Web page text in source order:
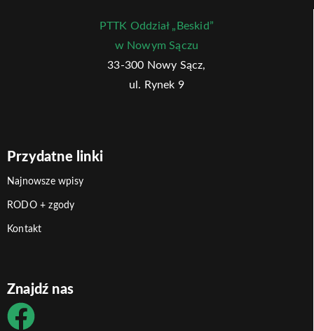
PTTK Oddział „Beskid”
w Nowym Sączu
33-300 Nowy Sącz,
ul. Rynek 9
Przydatne linki
Najnowsze wpisy
RODO + zgody
Kontakt
Znajdź nas